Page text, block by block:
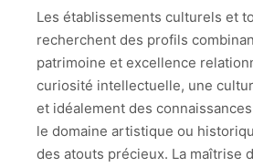
Les établissements culturels et
recherchent des profils
patrimoine et excellence
curiosité intellectuelle, une
et idéalement des
le domaine artistique ou
des atouts précieux. La maîtrise